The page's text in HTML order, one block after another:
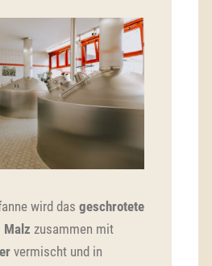
wird das geschrotete
Malz zusammen mit
vermischt und in